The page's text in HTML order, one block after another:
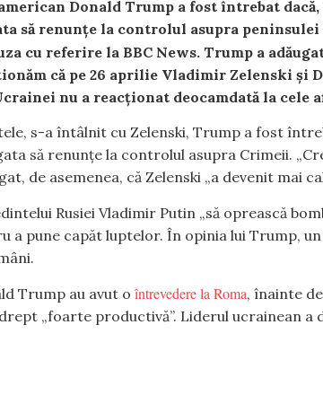
Donald Trump a fost întrebat
să renunțe la controlul asupra peninsulei
cu referire la BBC News. Trump a
că pe 26 aprilie Vladimir Zelenski și
nu a reacționat deocamdată la cele
s-a întâlnit cu Zelenski, Trump a fost
să renunțe la controlul asupra Crimeii.
de asemenea, că Zelenski „a devenit mai
Rusiei Vladimir Putin „să oprească
a pune capăt luptelor. În opinia lui Trump,
Trump au avut o întrevedere la Roma, înainte
„foarte productivă”. Liderul ucrainean